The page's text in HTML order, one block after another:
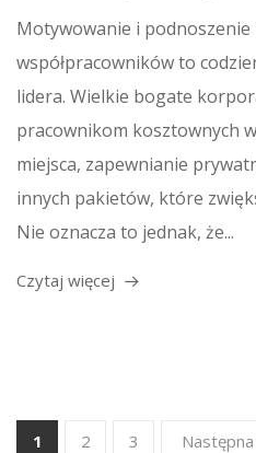
Motywowanie i podnoszenie
współpracowników to
lidera. Wielkie bogate
pracownikom kosztownych
miejsca, zapewnianie
innych pakietów, które
Nie oznacza to jednak, że...
Czytaj więcej
1 2 3